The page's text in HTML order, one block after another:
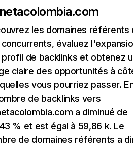
les domaines référents
évaluez
profil de backlinks et obtenez
claire des opportunités à
vous pourriez passer.
de backlinks vers
a diminué de
% et est égal à 59,86 k. Le
de domaines référents a